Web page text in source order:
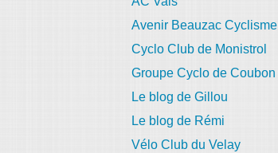
Avenir Beauzac Cyclisme
Cyclo Club de Monistrol
Groupe Cyclo de Coubon
Le blog de Gillou
Le blog de Rémi
Vélo Club du Velay